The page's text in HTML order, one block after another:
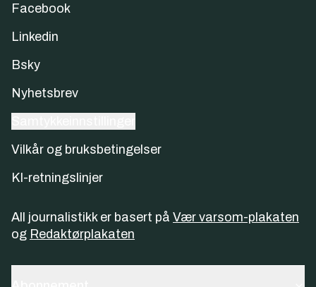
Facebook
Linkedin
Bsky
Nyhetsbrev
Vilkår og bruksbetingelser
KI-retningslinjer
All journalistikk er basert på Vær varsom-plakaten
og Redaktørplakaten